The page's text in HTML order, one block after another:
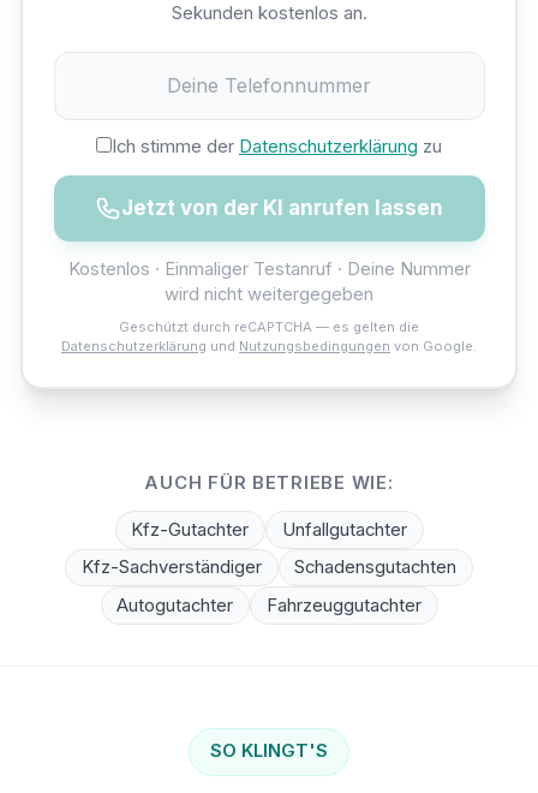
Sekunden kostenlos an.
Ich stimme der Datenschutzerklärung zu
Jetzt von der KI anrufen lassen
Kostenlos · Einmaliger Testanruf · Deine Nummer
wird nicht weitergegeben
Geschützt durch reCAPTCHA — es gelten die
Datenschutzerklärung und Nutzungsbedingungen von Google.
AUCH FÜR BETRIEBE WIE:
Kfz-Gutachter
Unfallgutachter
Kfz-Sachverständiger
Schadensgutachten
Autogutachter
Fahrzeuggutachter
SO KLINGT'S